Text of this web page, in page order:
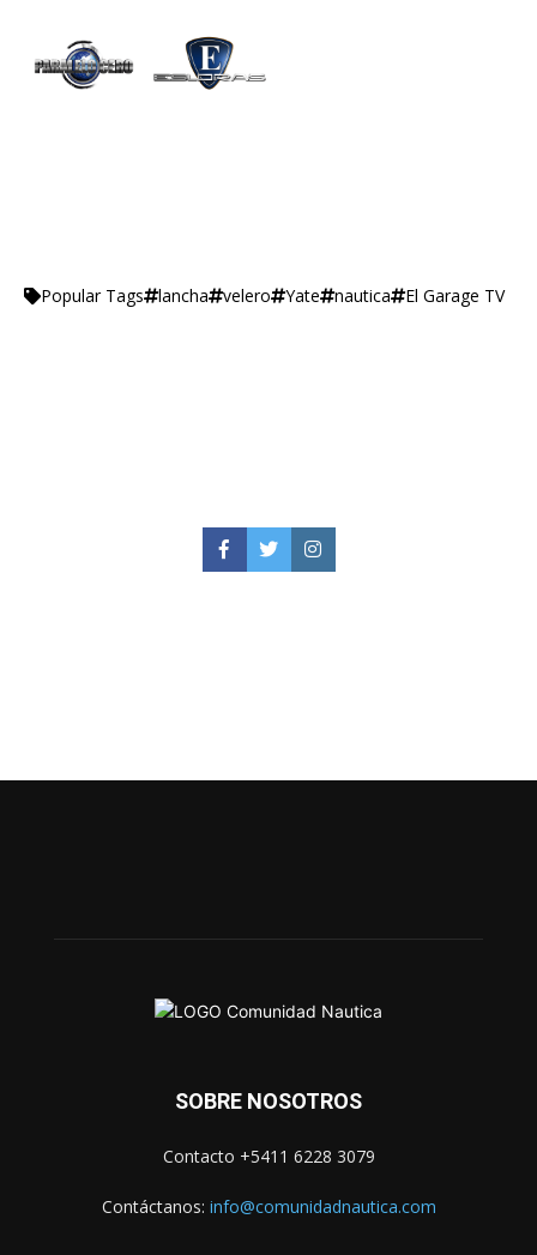
Popular Tags lancha velero Yate nautica El Garage TV
FacebookTwitterInstagram
SOBRE NOSOTROS
Contacto +5411 6228 3079
Contáctanos: info@comunidadnautica.com